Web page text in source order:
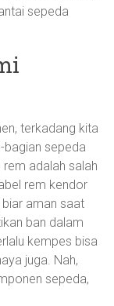
sepeda
terkadang kita
bagian sepeda
adalah salah
rem kendor
biar aman saat
ban dalam
kempes bisa
juga. Nah,
sepeda,